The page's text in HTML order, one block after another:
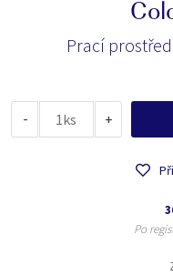
Prací
- ks +
Po